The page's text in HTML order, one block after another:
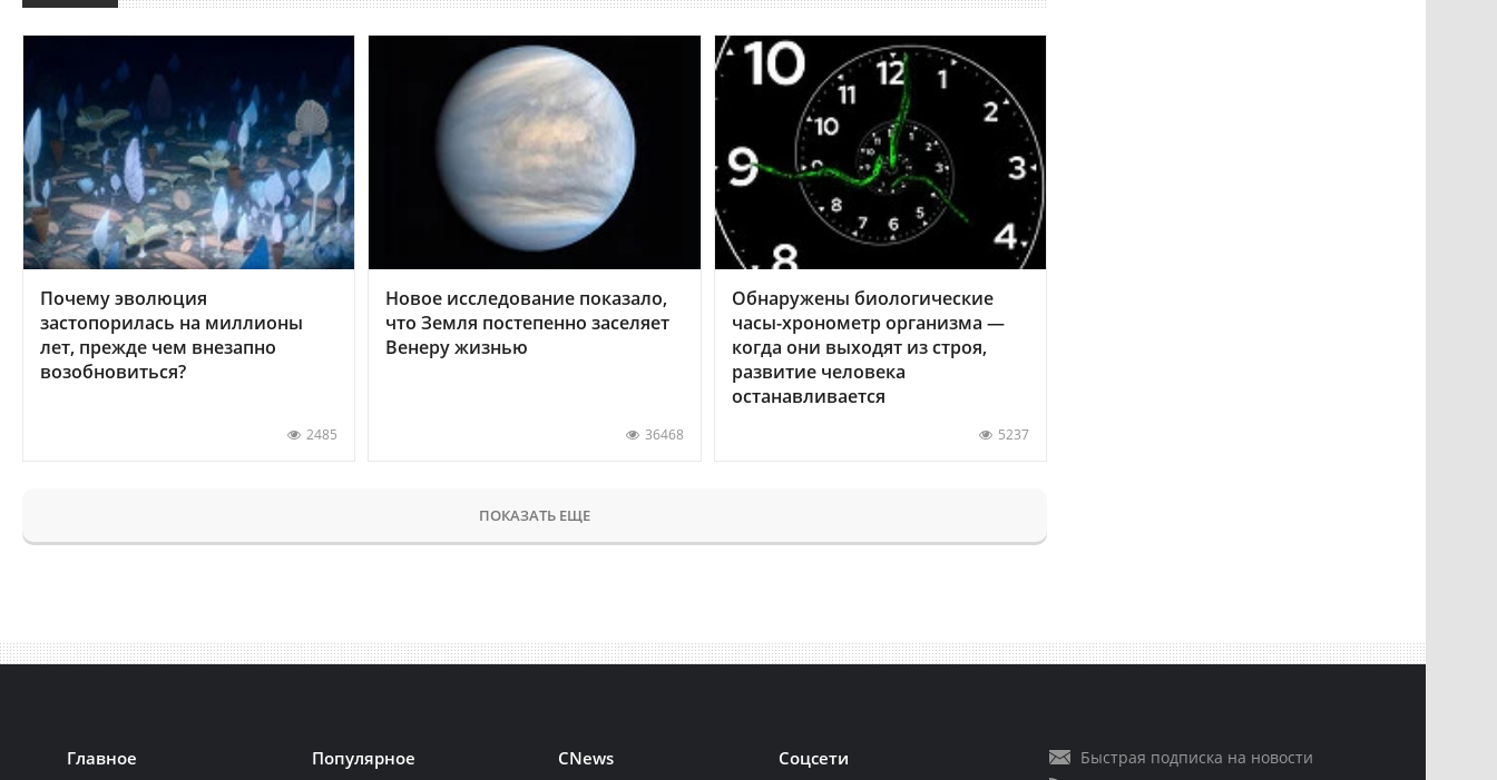
Почему эволюция
застопорилась на миллионы
лет, прежде чем внезапно
возобновиться?
2485
Новое исследование показало,
что Земля постепенно заселяет
Венеру жизнью
36468
Обнаружены биологические
часы-хронометр организма —
когда они выходят из строя,
развитие человека
останавливается
5237
ПОКАЗАТЬ ЕЩЕ
Главное Популярное CNews Соцсети
Быстрая подписка на новости